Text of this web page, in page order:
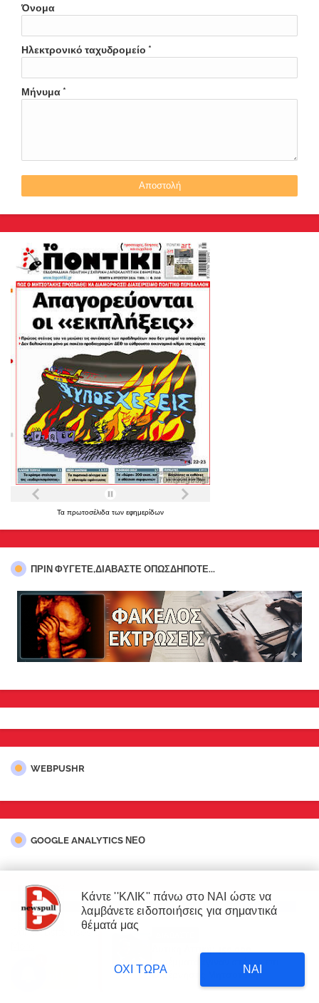
Όνομα
Ηλεκτρονικό ταχυδρομείο *
Μήνυμα *
Τα πρωτοσέλιδα των εφημερίδων
ΠΡΊΝ ΦΎΓΕΤΕ,ΔΙΑΒΆΣΤΕ ΟΠΩΣΔΉΠΟΤΕ...
στρέμματα έγιναν στάχτη επι
κυβέρνησης Μητσοτάκη!
WEBPUSHR
GOOGLE ANALYTICS ΝΕΟ
Our website uses cookies to enhance your experience.
Κάντε ''ΚΛΙΚ'' πάνω στο ΝΑΙ ώστε να
λαμβάνετε ειδοποιήσεις για σημαντικά
θέματά μας
ΝΑΙ
ΟΧΙ ΤΩΡΑ